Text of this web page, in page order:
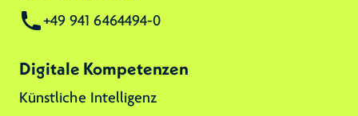
+49 941 6464494-0
Digitale Kompetenzen
Künstliche Intelligenz